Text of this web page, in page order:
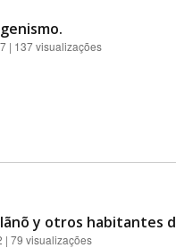
| 137 visualizações
y otros habitantes
| 79 visualizações